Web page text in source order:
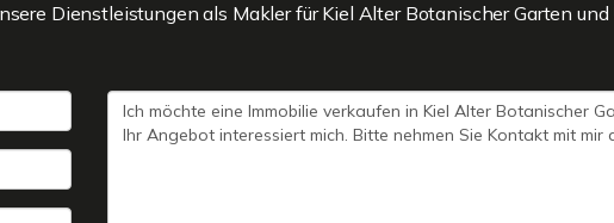
Dienstleistungen als Makler für Kiel Alter Botanischer Garten